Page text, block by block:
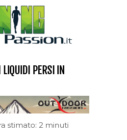
LIQUIDI PERSI IN
stimato: 2 minuti